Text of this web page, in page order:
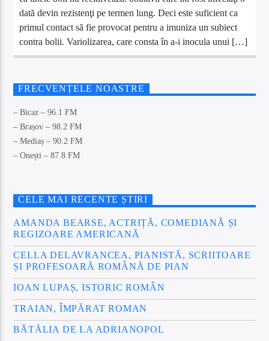
dată devin rezistenţi pe termen lung. Deci este suficient ca
primul contact să fie provocat pentru a imuniza un subiect
contra bolii. Variolizarea, care consta în a-i inocula unui […]
FRECVENȚELE NOASTRE
– Bicaz – 96.1 FM
– Brașov – 98.2 FM
– Mediaș – 90.2 FM
– Onești – 87.8 FM
CELE MAI RECENTE ȘTIRI
AMANDA BEARSE, ACTRIȚĂ, COMEDIANĂ ȘI
REGIZOARE AMERICANĂ
CELLA DELAVRANCEA, PIANISTĂ, SCRIITOARE
ȘI PROFESOARĂ ROMÂNĂ DE PIAN
IOAN LUPAȘ, ISTORIC ROMÂN
TRAIAN, ÎMPĂRAT ROMAN
BĂTĂLIA DE LA ADRIANOPOL